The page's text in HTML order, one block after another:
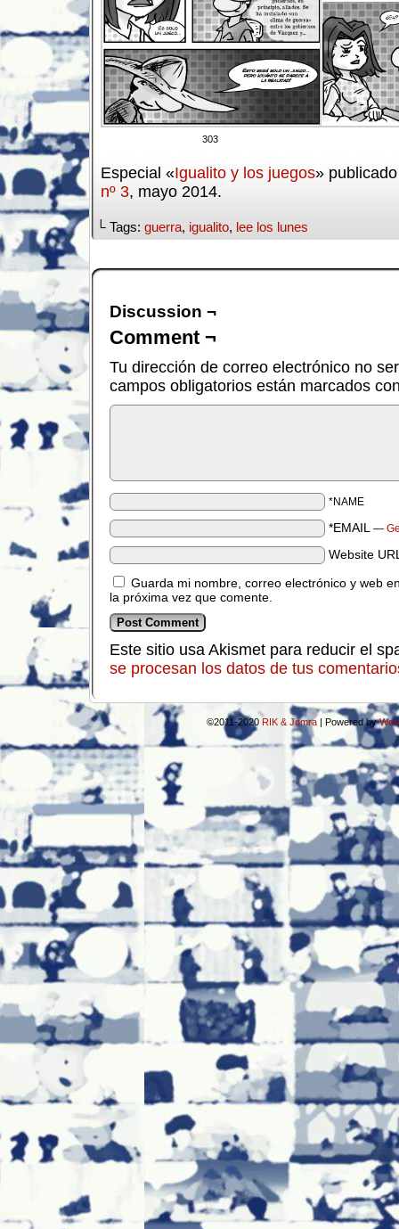
303
Especial «Igualito y los juegos»
nº 3, mayo 2014.
└ Tags: guerra, igualito, lee los lunes
Discussion ¬
Comment ¬
Tu dirección de correo electrónico no
campos obligatorios están marcados
*NAME
*EMAIL —
Website
Guarda mi nombre, correo electrónico y web
la próxima vez que comente.
Este sitio usa Akismet para reducir el
se procesan los datos de tus
©2011-2020 RIK & Jomra | Powered by